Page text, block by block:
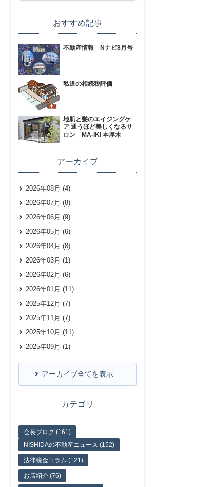
おすすめ記事
不動産情報 Nナビ8月号
私道の相続税評価
地肌と髪のエイジングケ
ア 通うほど美しくなるサ
ロン MA-IKI 本厚木
アーカイブ
2026年08月 (4)
2026年07月 (8)
2026年06月 (9)
2026年05月 (6)
2026年04月 (8)
2026年03月 (1)
2026年02月 (6)
2026年01月 (11)
2025年12月 (7)
2025年11月 (7)
2025年10月 (11)
2025年09月 (1)
アーカイブ全てを表示
カテゴリ
会長ブログ (161)
NISHIDAの不動産ニュース (152)
法律税金コラム (121)
お店紹介 (76)